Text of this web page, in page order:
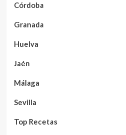
Córdoba
Granada
Huelva
Jaén
Málaga
Sevilla
Top Recetas